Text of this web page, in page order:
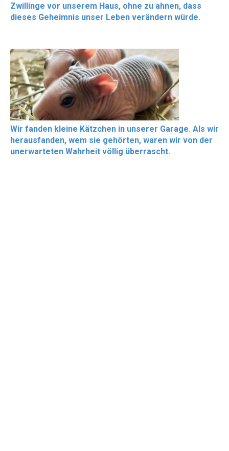
Zwillinge vor unserem Haus, ohne zu ahnen, dass
dieses Geheimnis unser Leben verändern würde.
Wir fanden kleine Kätzchen in unserer Garage. Als wir
herausfanden, wem sie gehörten, waren wir von der
unerwarteten Wahrheit völlig überrascht.